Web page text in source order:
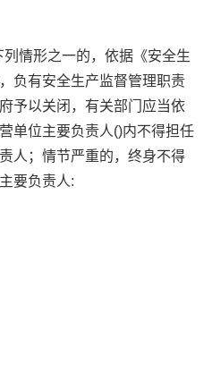
情形之一的，依据《安全生
负有安全生产监督管理职责
予以关闭，有关部门应当依
单位主要负责人()内不得担任
人；情节严重的，终身不得
要负责人: